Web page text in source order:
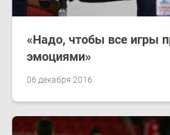
06 декабря 2016
«Надо, чтобы все игры
эмоциями»